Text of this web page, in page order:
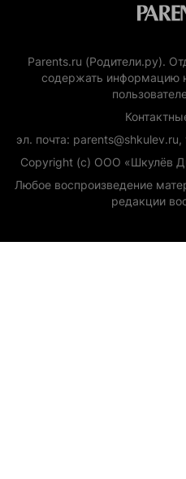
Parents.ru (Родители.ру).
содержать информацию
эл. почта:
Copyright (с) ООО «Шкулёв
Любое воспроизведение
редакции